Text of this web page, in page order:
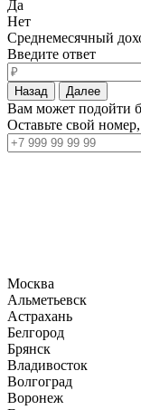
Да
Нет
Среднемесячный
Введите ответ
Назад Далее
Вам может подойти
Оставьте свой
Москва
Альметьевск
Астрахань
Белгород
Брянск
Владивосток
Волгоград
Воронеж